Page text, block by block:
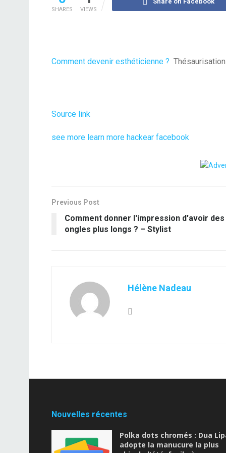
SHARES VIEWS
Comment devenir esthéticienne ?
Source link
see more learn more hackear facebook
Previous Post
Comment donner l'impression d'avoir des
ongles plus longs ? – Stylist
Hélène Nadeau
Nouvelles récentes
Polka dots chromés : Dua
adopte la manucure la plus